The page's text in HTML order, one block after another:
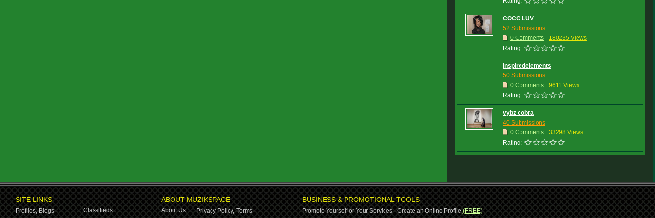
COCO LUV
52 Submissions
0 Comments
180235 Views
Rating:
inspiredelements
50 Submissions
0 Comments
9611 Views
Rating:
vybz cobra
40 Submissions
0 Comments
33298 Views
Rating:
SITE LINKS
Profiles, Blogs
Classifieds
ABOUT MUZIKSPACE
About Us Privacy Policy, Terms
BUSINESS & PROMOTIONAL TOOLS
Promote Yourself or Your Services - Create an Online Profile (FREE)